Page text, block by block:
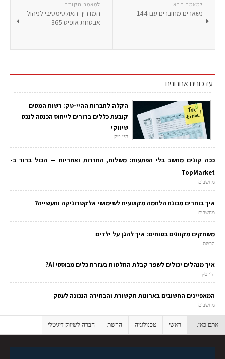
למאמר הקודם
המדריך האולטימטיבי לניהול
אבטחת אופיס 365
למאמר הבא
נשארים מחוברים עם 144
עדכונים אחרונים
הקלה לחברות ההיי-טק: רשות המסים
קובעת כללים ברורים לייחוס הכנסה לנכס
שיווקי
היי טק
ככה קונים מחשב בלי הפתעות: משלוח, החזרות ואחריות — הכול ברור ב-
TopMarket
מחשבים
איך בוחרים מכונת הלחמה מקצועית לשימושי אלקטרוניקה ותעשייה?
מחשבים
משחקים מקוונים בטוחים: איך להגן על ילדים
הרשת
איך מנהלים יכולים לשפר קבלת החלטות בעזרת כלים מבוססי AI?
היי טק
המאפיינים החשובים בארונות תקשורת והבחירה הנכונה לעסק
מחשבים
אתם כאן: ראשי טכנולוגיה הרשת חברה לשיווק דיגיטלי